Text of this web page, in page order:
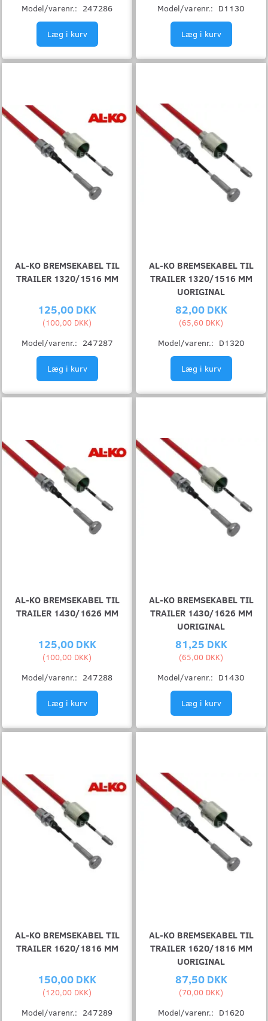
Model/varenr.: 247286
Læg i kurv
Model/varenr.: D1130
Læg i kurv
AL-KO BREMSEKABEL TIL
TRAILER 1320/1516 MM
125,00 DKK
(100,00 DKK)
Model/varenr.: 247287
Læg i kurv
AL-KO BREMSEKABEL TIL
TRAILER 1320/1516 MM
UORIGINAL
82,00 DKK
(65,60 DKK)
Model/varenr.: D1320
Læg i kurv
AL-KO BREMSEKABEL TIL
TRAILER 1430/1626 MM
125,00 DKK
(100,00 DKK)
Model/varenr.: 247288
Læg i kurv
AL-KO BREMSEKABEL TIL
TRAILER 1430/1626 MM
UORIGINAL
81,25 DKK
(65,00 DKK)
Model/varenr.: D1430
Læg i kurv
AL-KO BREMSEKABEL TIL
TRAILER 1620/1816 MM
150,00 DKK
(120,00 DKK)
Model/varenr.: 247289
AL-KO BREMSEKABEL TIL
TRAILER 1620/1816 MM
UORIGINAL
87,50 DKK
(70,00 DKK)
Model/varenr.: D1620